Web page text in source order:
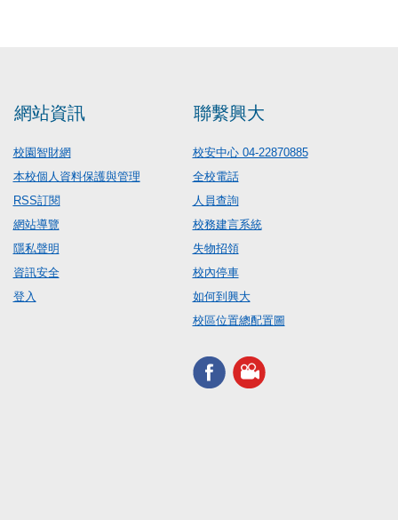
網站資訊
校園智財網
本校個人資料保護與管理
RSS訂閱
網站導覽
隱私聲明
資訊安全
登入
聯繫興大
校安中心 04-22870885
全校電話
人員查詢
校務建言系統
失物招領
校內停車
如何到興大
校區位置總配置圖